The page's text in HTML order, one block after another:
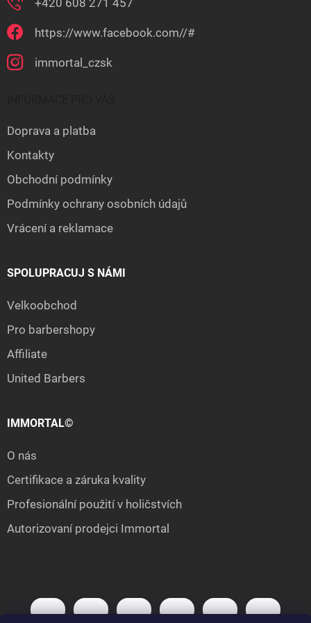
https://www.facebook.com//#
immortal_czsk
Doprava a platba
Kontakty
Obchodní podmínky
Podmínky ochrany osobních údajů
Vrácení a reklamace
SPOLUPRACUJ S NÁMI
Velkoobchod
Pro barbershopy
Affiliate
United Barbers
IMMORTAL©
O nás
Certifikace a záruka kvality
Profesionální použití v holičstvích
Autorizovaní prodejci Immortal